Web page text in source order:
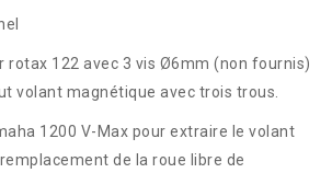
rotax 122 avec 3 vis Ø6mm (non fournis)
volant magnétique avec trois trous.
1200 V-Max pour extraire le volant
de la roue libre de